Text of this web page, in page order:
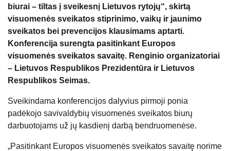
biurai – tiltas į sveikesnį Lietuvos rytojų“, skirtą
visuomenės sveikatos stiprinimo, vaikų ir jaunimo
sveikatos bei prevencijos klausimams aptarti.
Konferencija surengta pasitinkant Europos
visuomenės sveikatos savaitę. Renginio organizatoriai
– Lietuvos Respublikos Prezidentūra ir Lietuvos
Respublikos Seimas.
Sveikindama konferencijos dalyvius pirmoji ponia
padėkojo savivaldybių visuomenės sveikatos biurų
darbuotojams už jų kasdienį darbą bendruomenėse.
„Pasitinkant Europos visuomenės sveikatos savaitę norime